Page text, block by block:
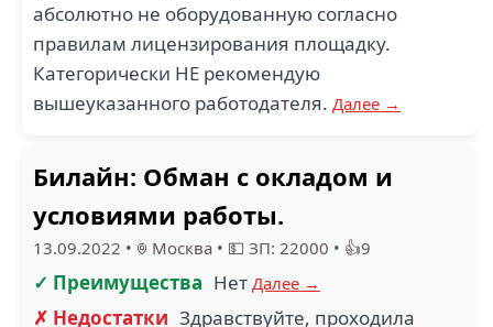
абсолютно не оборудованную согласно
правилам лицензирования площадку.
Категорически НЕ рекомендую
вышеуказанного работодателя. Далее →
Билайн: Обман с окладом и
условиями работы.
13.09.2022 • Москва • 💵 ЗП: 22000 • 👍9
✓ Преимущества Нет Далее →
✗ Недостатки Здравствуйте, проходила